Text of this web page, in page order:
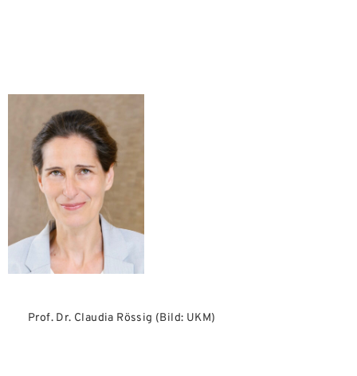
Prof. Dr. Claudia Rössig (Bild: UKM)